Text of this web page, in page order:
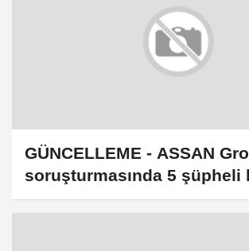
GÜNCELLEME - ASSAN
soruşturmasında 5 şüpheli
iddianame hazırlandı